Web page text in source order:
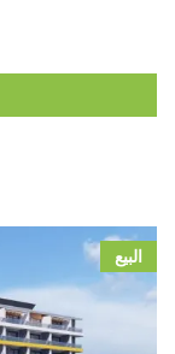
البيع